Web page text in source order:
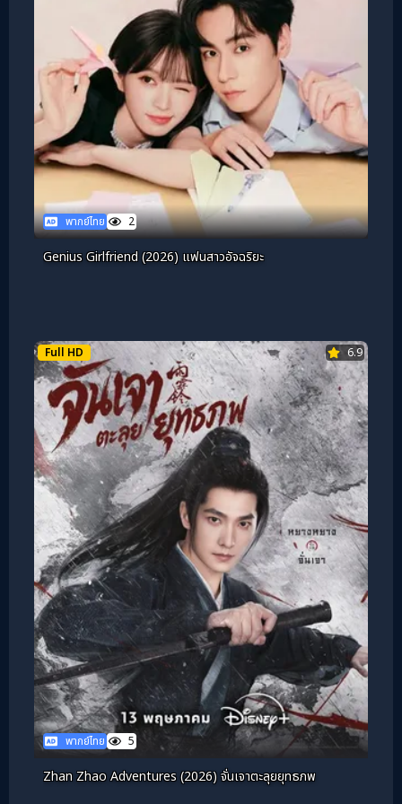
พากย์ไทย 2
Genius Girlfriend (2026) แฟนสาวอัจฉริยะ
Full HD 6.9
พากย์ไทย 5
Zhan Zhao Adventures (2026) จั่นเจาตะลุยยุทธภพ